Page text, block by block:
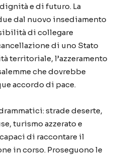
e di futuro. La
dal nuovo insediamento
di collegare
di uno Stato
territoriale, l’azzeramento
che dovrebbe
accordo di pace.
strade deserte,
turismo azzerato e
di raccontare il
in corso. Proseguono le